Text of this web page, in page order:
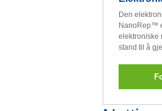
Den
NanoRep™
elektroniske
stand til å